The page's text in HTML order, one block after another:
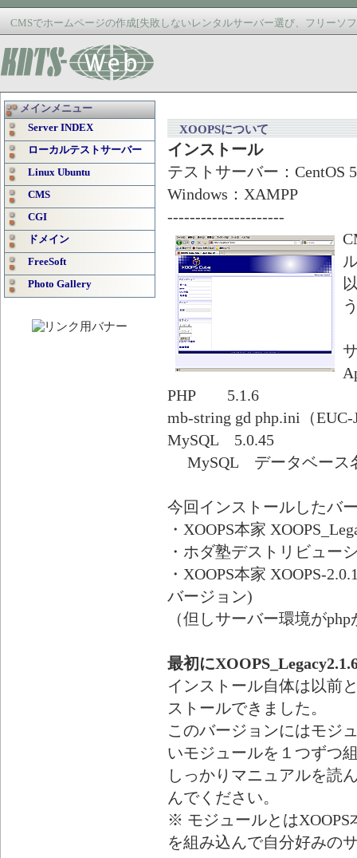
CMSでホームページの作成[失敗しないレンタルサーバー選び、フリーソ
メインメニュー
Server INDEX
ローカルテストサーバー
Linux Ubuntu
CMS
CGI
ドメイン
FreeSoft
Photo Gallery
XOOPSについて
インストール
テストサーバー：CentOS 5
Windows：XAMPP
---------------------
PHP 5.1.6
mb-string gd php.ini（
MySQL 5.0.45
MySQL データベー
今回インストールしたバ
・XOOPS本家
・ホダ塾デストリビュー
・XOOPS本家 XOOPS-
バージョン)
（但しサーバー環境が
最初に
インストール自体は以前
ストールできました。
このバージョンにはモジ
いモジュールを１つずつ
しっかりマニュアルを読
んでください。
※ モジュールとは
を組み込んで自分好みの